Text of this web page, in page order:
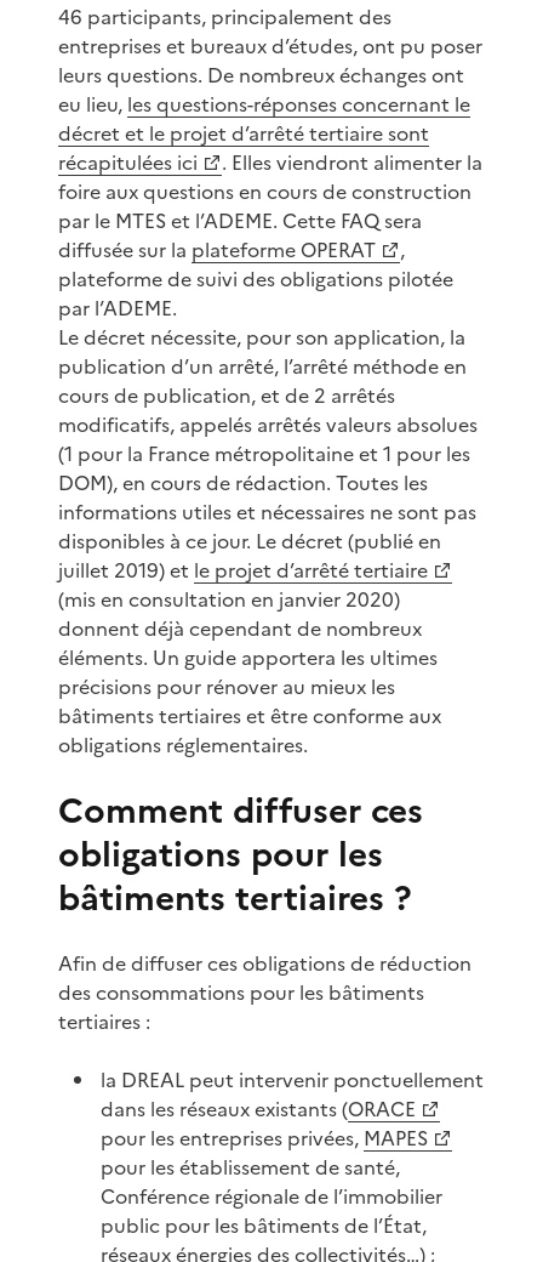
46 participants, principalement des
entreprises et bureaux d’études, ont pu poser
leurs questions. De nombreux échanges ont
eu lieu, les questions-réponses concernant le
décret et le projet d’arrêté tertiaire sont
récapitulées ici
. Elles viendront alimenter la
foire aux questions en cours de construction
par le MTES et l’ADEME. Cette FAQ sera
diffusée sur la plateforme OPERAT
,
plateforme de suivi des obligations pilotée
par l’ADEME.
Le décret nécessite, pour son application, la
publication d’un arrêté, l’arrêté méthode en
cours de publication, et de 2 arrêtés
modificatifs, appelés arrêtés valeurs absolues
(1 pour la France métropolitaine et 1 pour les
DOM), en cours de rédaction. Toutes les
informations utiles et nécessaires ne sont pas
disponibles à ce jour. Le décret (publié en
juillet 2019) et le projet d’arrêté tertiaire
(mis en consultation en janvier 2020)
donnent déjà cependant de nombreux
éléments. Un guide apportera les ultimes
précisions pour rénover au mieux les
bâtiments tertiaires et être conforme aux
obligations réglementaires.
Comment diffuser ces
obligations pour les
bâtiments tertiaires ?
Afin de diffuser ces obligations de réduction
des consommations pour les bâtiments
tertiaires :
la DREAL peut intervenir ponctuellement
dans les réseaux existants (ORACE
pour les entreprises privées, MAPES
pour les établissement de santé,
Conférence régionale de l’immobilier
public pour les bâtiments de l’État,
réseaux énergies des collectivités…) ;